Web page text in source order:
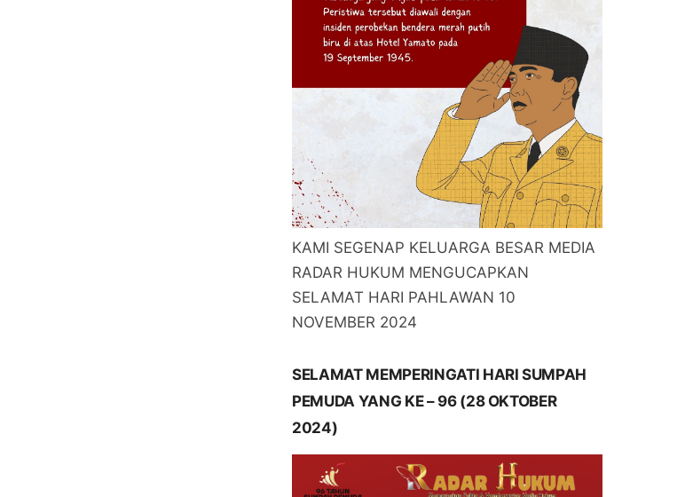
KAMI SEGENAP KELUARGA BESAR MEDIA
RADAR HUKUM MENGUCAPKAN
SELAMAT HARI PAHLAWAN 10
NOVEMBER 2024
SELAMAT MEMPERINGATI HARI SUMPAH
PEMUDA YANG KE – 96 (28 OKTOBER
2024)